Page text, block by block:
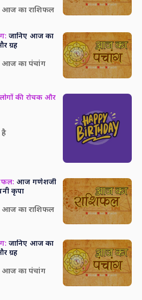
आज का राशिफल
जानिए आज का
ग्रह
आज का पंचांग
की रोचक और
आज गणेशजी
कृपा
आज का राशिफल
जानिए आज का
ग्रह
आज का पंचांग